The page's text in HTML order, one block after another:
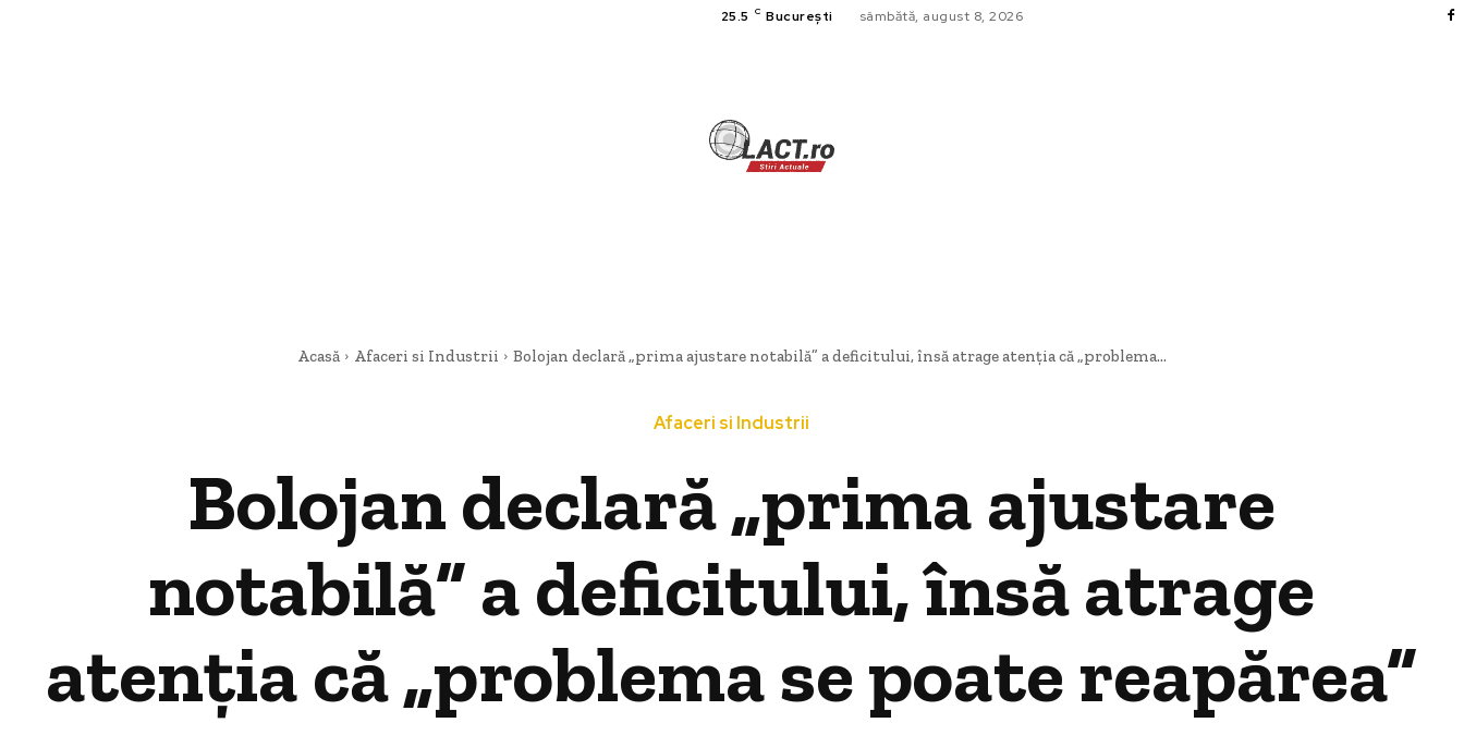
25.5 C București sâmbătă, august 8, 2026
Acasă Afaceri si Industrii Bolojan declară „prima ajustare notabilă” a deficitului, însă atrage atenția că „problema...
Afaceri si Industrii
Bolojan declară „prima ajustare
notabilă” a deficitului, însă atrage
atenția că „problema se poate reapărea”